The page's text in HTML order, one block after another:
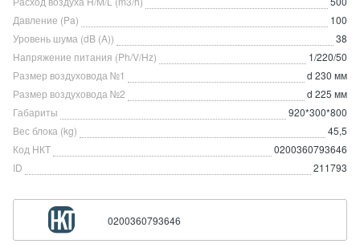
Давление (Pa)
100
Уровень шума (dB (A))
38
Напряжение питания (Ph/V/Hz)
1/220/50
Размер воздуховода №1
d 230 мм
Размер воздуховода №2
d 225 мм
Габариты
920*300*800
Вес блока (kg)
45,5
Код НКТ
0200360793646
ID
211793
0200360793646